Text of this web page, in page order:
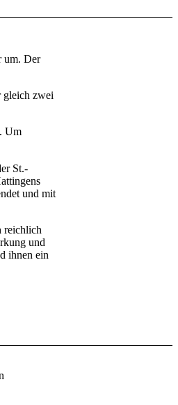
um. Der
gleich zwei
Um
St.-
und mit
reichlich
und
ihnen ein